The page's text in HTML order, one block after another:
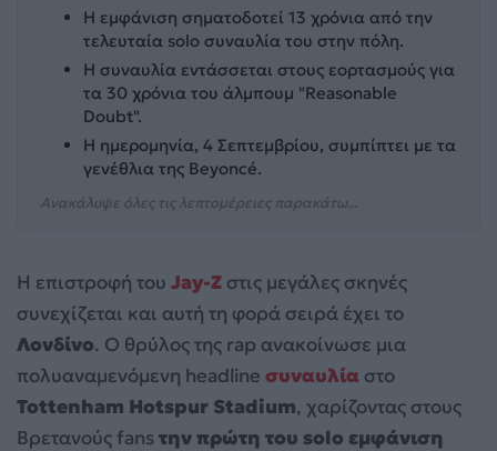
Η εμφάνιση σηματοδοτεί 13 χρόνια από την
τελευταία solo συναυλία του στην πόλη.
Η συναυλία εντάσσεται στους εορτασμούς για
τα 30 χρόνια του άλμπουμ "Reasonable
Doubt".
Η ημερομηνία, 4 Σεπτεμβρίου, συμπίπτει με τα
γενέθλια της Beyoncé.
Ανακάλυψε όλες τις λεπτομέρειες παρακάτω...
Η επιστροφή του Jay-Z στις μεγάλες σκηνές
συνεχίζεται και αυτή τη φορά σειρά έχει το
Λονδίνο. Ο θρύλος της rap ανακοίνωσε μια
πολυαναμενόμενη headline συναυλία στο
Tottenham Hotspur Stadium, χαρίζοντας στους
Βρετανούς fansτην πρώτη του solo εμφάνιση